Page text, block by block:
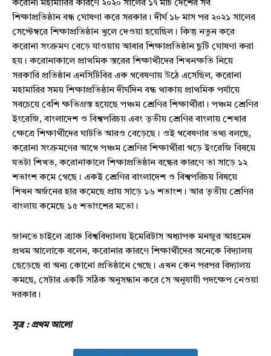
করোনা মহামারির কারণে ২০২০ সালের ১৭ মার্চ দেশের সব
শিক্ষাপ্রতিষ্ঠান বন্ধ ঘোষণা করে সরকার। দীর্ঘ ১৮ মাস পর ২০২১ সালের
সেপ্টেম্বরে শিক্ষাপ্রতিষ্ঠান খুলে দেওয়া হয়েছিল। কিন্তু নতুন করে
করোনা সংক্রমণ বেড়ে যাওয়ায় আবার শিক্ষাপ্রতিষ্ঠান ছুটি ঘোষণা করা
হয়। করোনাকালে প্রাথমিক স্তরের শিক্ষার্থীদের শিখনক্ষতি নিয়ে
সরকারি প্রতিষ্ঠান এনসিটিবির এক গবেষণায় উঠে এসেছিল, করোনা
মহামারির সময় শিক্ষাপ্রতিষ্ঠান দীর্ঘদিন বন্ধ থাকায় প্রাথমিক পর্যায়ে
সবচেয়ে বেশি ক্ষতিগ্রস্ত হয়েছে পঞ্চম শ্রেণির শিক্ষার্থীরা। পঞ্চম শ্রেণির
ইংরেজি, বাংলাদেশ ও বিশ্বপরিচয় এবং তৃতীয় শ্রেণির বাংলায় শেখার
ক্ষেত্রে শিক্ষার্থীদের ঘাটতি আরও বেড়েছে। ওই গবেষণার তথ্য বলছে,
করোনা সংক্রমণের আগে পঞ্চম শ্রেণির শিক্ষার্থীরা গড়ে ইংরেজি বিষয়ে
যতটা শিখত, করোনাকালে শিক্ষাপ্রতিষ্ঠান বন্ধের কারণে তা সাড়ে ১২
শতাংশ কমে গেছে। একই শ্রেণির বাংলাদেশ ও বিশ্বপরিচয় বিষয়ে
শিখন অর্জনের হার কমেছে প্রায় সাড়ে ১৬ শতাংশ। আর তৃতীয় শ্রেণির
বাংলায় কমেছে ১৫ শতাংশের মতো।
জানতে চাইলে ব্র্যাক বিশ্ববিদ্যালয় ইমেরিটাস অধ্যাপক মনজুর আহমেদ
প্রথম আলোকে বলেন, করোনার কারণে শিক্ষার্থীদের অনেকে বিদ্যালয়
ছেড়েছে বা অন্য কোনো প্রতিষ্ঠানে গেছে। এখন কেন পরপর বিদ্যালয়
কমছে, সেটার একটি সঠিক অনুসন্ধান করে সে অনুযায়ী পদক্ষেপ নেওয়া
দরকার।
সূত্র : প্রথম আলো